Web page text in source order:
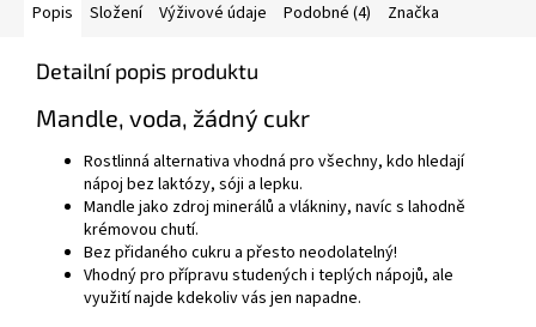
Popis Složení Výživové údaje Podobné (4) Značka
Detailní popis produktu
Mandle, voda, žádný cukr
Rostlinná alternativa vhodná pro všechny, kdo hledají
nápoj bez laktózy, sóji a lepku.
Mandle jako zdroj minerálů a vlákniny, navíc s lahodně
krémovou chutí.
Bez přidaného cukru a přesto neodolatelný!
Vhodný pro přípravu studených i teplých nápojů, ale
využití najde kdekoliv vás jen napadne.